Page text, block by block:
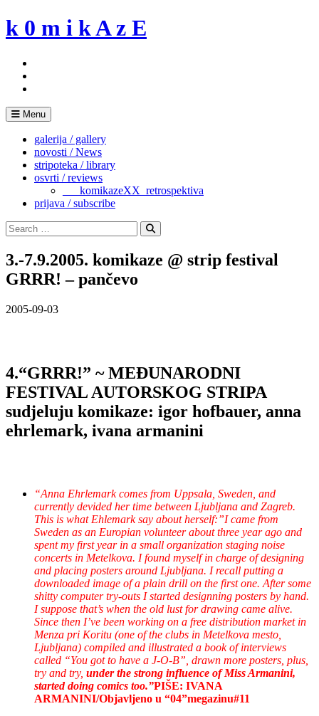
Skip
to
k 0 m i k A z E
Menu
galerija / gallery
novosti / News
stripoteka / library
osvrti / reviews
___komikazeXX_retrospektiva
prijava / subscribe
Search
for:
Search
3.-7.9.2005. komikaze @ strip festival
GRRR! – pančevo
2005-09-03
4.“GRRR!” ~ MEĐUNARODNI
FESTIVAL AUTORSKOG STRIPA
sudjeluju komikaze: igor hofbauer, anna
ehrlemark, ivana armanini
“Anna Ehrlemark comes from Uppsala, Sweden, and
currently devided her time between Ljubljana and Zagreb.
This is what Ehlemark say about herself:”I came from
Sweden as an Europian volunteer about three year ago and
spent my first year in a small organization staging noise
concerts in Metelkova. I found myself in charge of designing
and placing posters around Ljubljana. I recall putting a
downloaded image of a plain drill on the first one. After some
shitty computer try-outs I started designning posters by hand.
I suppose that’s when the old lust for drawing came alive.
Since then I’ve been working on a free distribution market in
Menza pri Koritu (one of the clubs in Metelkova mesto,
Ljubljana) compiled and illustrated a book of interviews
called “You got to have a J-O-B”, drawn more posters, plus,
try and try, under the strong influence of Miss Armanini,
started doing comics too.”PIŠE: IVANA
ARMANINI/Objavljeno u “04”megazinu#11